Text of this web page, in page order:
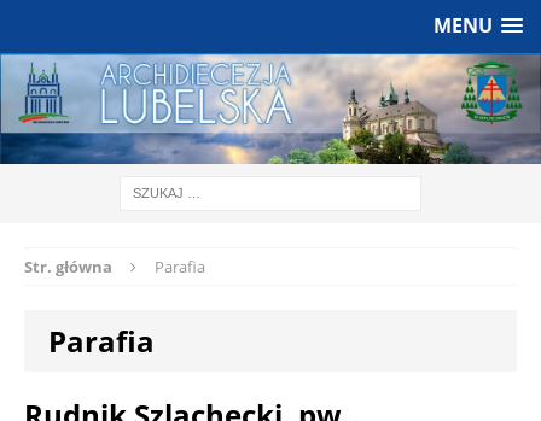
MENU
Str. główna Parafia
Parafia